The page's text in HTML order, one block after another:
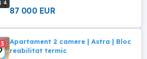
4
urbane, oferind ...
87 000 EUR
3
Apartament 2 camere | Astra | Bloc
reabilitat termic